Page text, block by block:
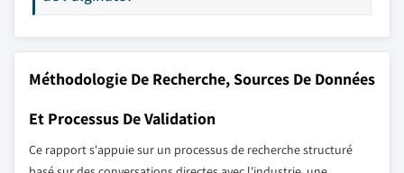
Méthodologie De Recherche, Sources De Données
Et Processus De Validation
Ce rapport s'appuie sur un processus de recherche structuré